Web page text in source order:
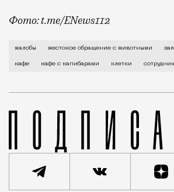
Фото: t.me/ENews112
С момента открытия нового
жалобы жестокое обращение с животными
кафе кафе с капибарами клетки